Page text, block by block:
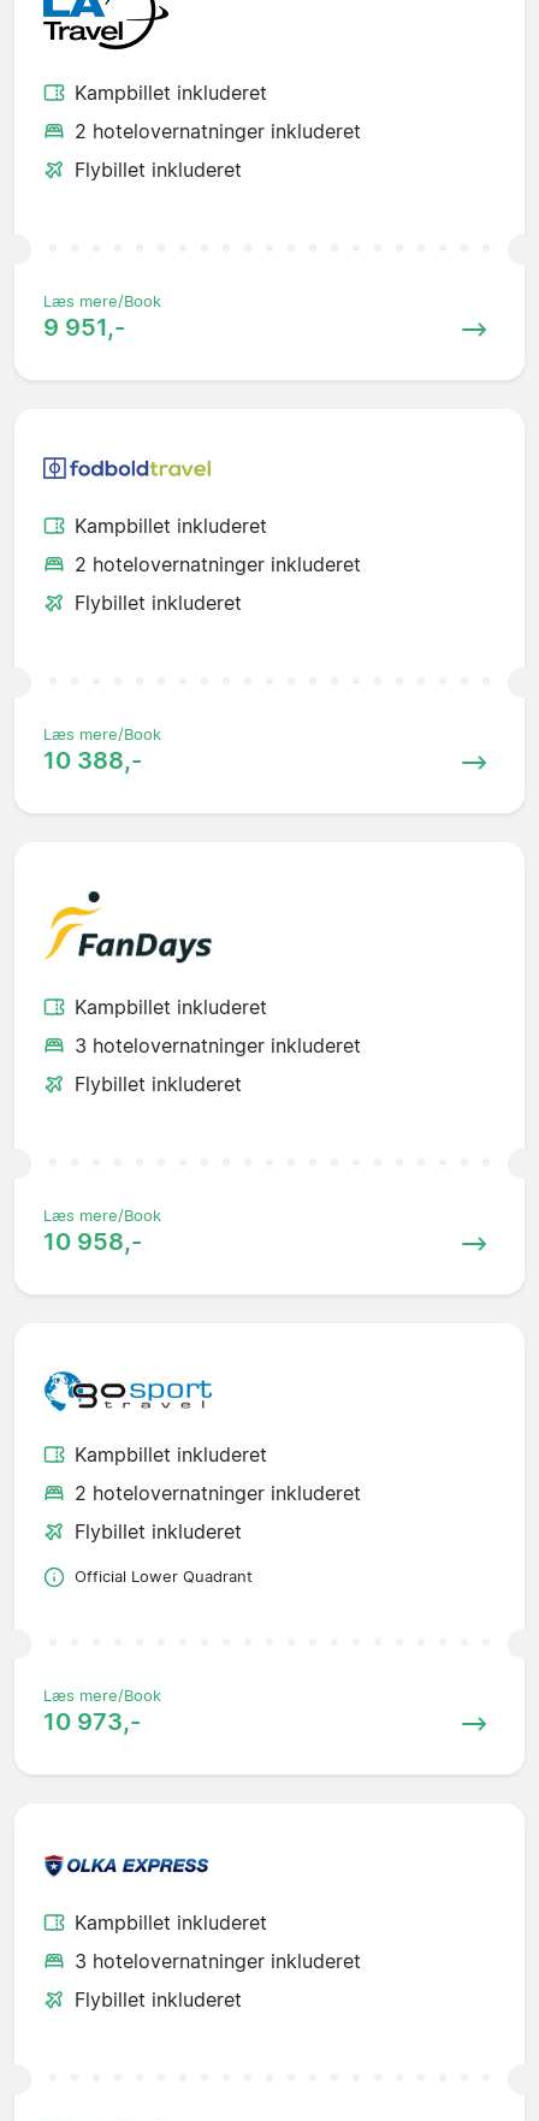
Kampbillet inkluderet
2 hotelovernatninger inkluderet
Flybillet inkluderet
Læs mere/Book
9 951,-
Kampbillet inkluderet
2 hotelovernatninger inkluderet
Flybillet inkluderet
Læs mere/Book
10 388,-
Kampbillet inkluderet
3 hotelovernatninger inkluderet
Flybillet inkluderet
Læs mere/Book
10 958,-
Kampbillet inkluderet
2 hotelovernatninger inkluderet
Flybillet inkluderet
Official Lower Quadrant
Læs mere/Book
10 973,-
Kampbillet inkluderet
3 hotelovernatninger inkluderet
Flybillet inkluderet